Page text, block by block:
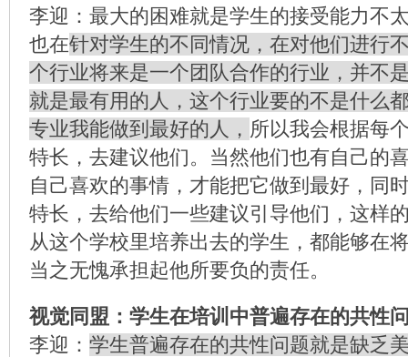
李迎：最大的困难就是学生的接受能力不
也在针对学生的不同情况，在对他们进行
个行业将来是一个团队合作的行业，并不
就是最有用的人，这个行业要的不是什么
专业我能做到最好的人， 所以我会根据每
特长，去建议他们。当然他们也有自己的
自己喜欢的事情，才能把它做到最好，同
特长，去给他们一些建议引导他们，这样
从这个学校里培养出去的学生，都能够在
当之无愧承担起他所要负的责任。
视觉同盟：学生在培训中普遍存在的共性
李迎： 学生普遍存在的共性问题就是缺乏